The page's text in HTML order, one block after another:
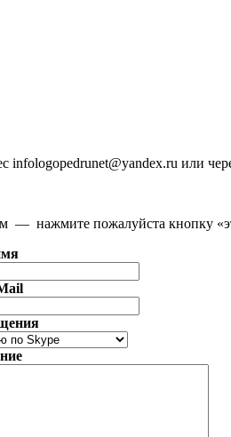
infologopedrunet@yandex.ru или
— нажмите пожалуйста кнопку